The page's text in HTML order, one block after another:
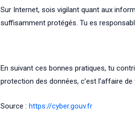
Sur Internet, sois vigilant quant aux
suffisamment protégés. Tu es
En suivant ces bonnes pratiques, tu
protection des données, c’est l’affaire de
Source : https://cyber.gouv.fr